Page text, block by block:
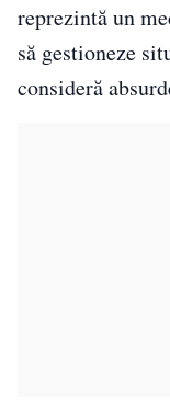
reprezintă un
să gestioneze
consideră